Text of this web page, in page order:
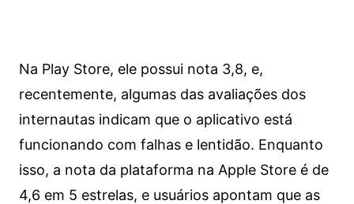
Na Play Store, ele possui nota 3,8, e,
recentemente, algumas das avaliações dos
internautas indicam que o aplicativo está
funcionando com falhas e lentidão. Enquanto
isso, a nota da plataforma na Apple Store é de
4,6 em 5 estrelas, e usuários apontam que as